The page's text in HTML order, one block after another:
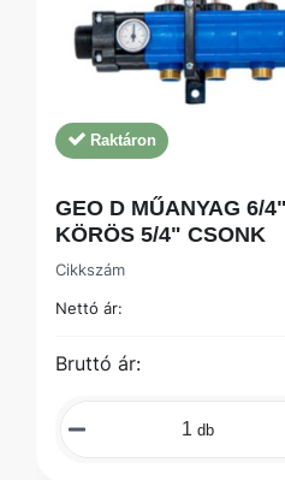
Raktáron
GEO D MŰANYAG 6/
KÖRÖS 5/4" CSONK
Cikkszám
Nettó ár:
Bruttó ár:
db